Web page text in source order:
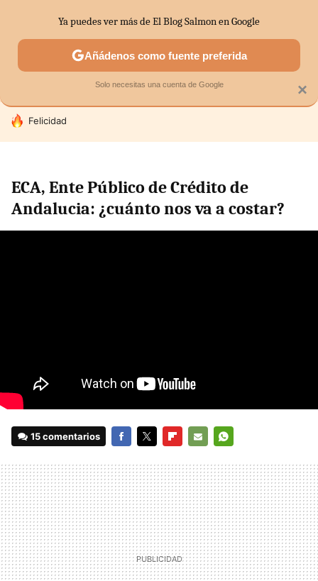
SECTORES ECONOMÍA DOMÉSTICA MERCADOS
HOY SE HABLA DE
Felicidad
ECA, Ente Público de Crédito de
Andalucia: ¿cuánto nos va a costar?
15 comentarios
MAIL
×
Ya puedes ver más de El Blog Salmon en Google
Añádenos como fuente preferida
Solo necesitas una cuenta de Google